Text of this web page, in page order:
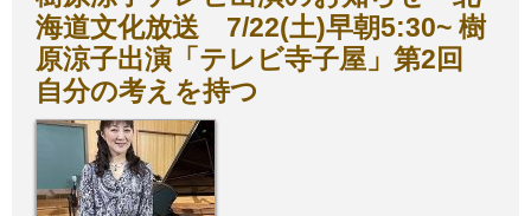
海道文化放送 7/22(土)早朝5:30~ 樹
原涼子出演「テレビ寺子屋」第2回
自分の考えを持つ